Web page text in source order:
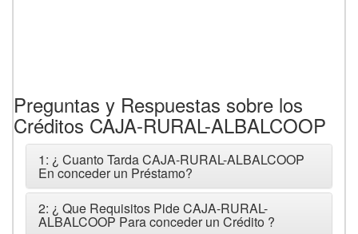
Preguntas y Respuestas sobre los
Créditos CAJA-RURAL-ALBALCOOP
1: ¿ Cuanto Tarda CAJA-RURAL-ALBALCOOP
En conceder un Préstamo?
2: ¿ Que Requisitos Pide CAJA-RURAL-
ALBALCOOP Para conceder un Crédito ?